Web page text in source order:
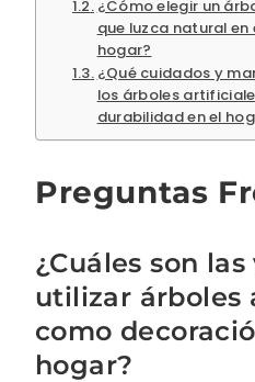
¿Cómo elegir un
que luzca natural
hogar?
¿Qué cuidados y
los árboles
durabilidad en el
Preguntas
¿Cuáles son
utilizar árboles
como
hogar?